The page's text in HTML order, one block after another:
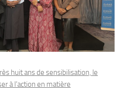
huit ans de sensibilisation, le
à l’action en matière